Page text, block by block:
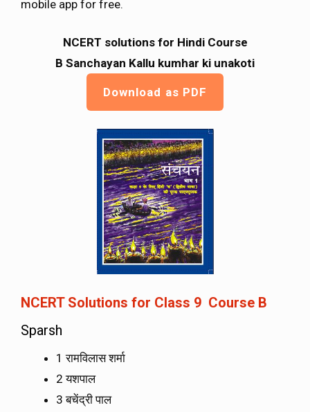
mobile app for free.
NCERT solutions for Hindi Course
B Sanchayan Kallu kumhar ki unakoti
Download as PDF
NCERT Solutions for Class 9 Course B
Sparsh
1 रामविलास शर्मा
2 यशपाल
3 बचेंद्री पाल